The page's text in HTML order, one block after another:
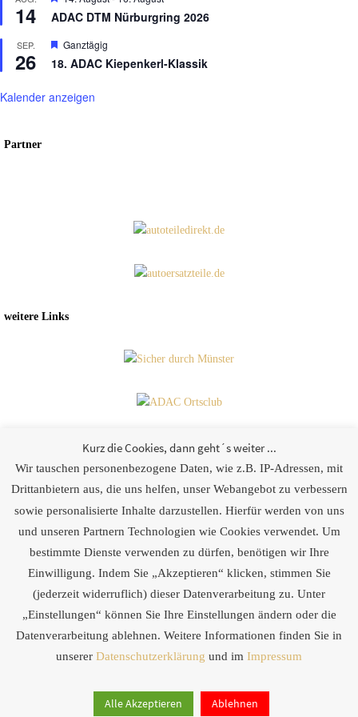
14 ADAC DTM Nürburgring 2026
SEP.
26
Hervorgehoben
Ganztägig
18. ADAC Kiepenkerl-Klassik
Kalender anzeigen
Partner
weitere Links
Partner
[logoshowcase cat_id=“28″]
weitere Links
[logoshowcase cat_id=“4″]
Präsentiert vonNirvana WordPress.
Kurz die Cookies, dann geht´s weiter ...
Wir tauschen personenbezogene Daten, wie z.B. IP-Adressen, mit
Drittanbietern aus, die uns helfen, unser Webangebot zu verbessern
sowie personalisierte Inhalte darzustellen. Hierfür werden von uns
und unseren Partnern Technologien wie Cookies verwendet. Um
bestimmte Dienste verwenden zu dürfen, benötigen wir Ihre
Einwilligung. Indem Sie „Akzeptieren“ klicken, stimmen Sie
(jederzeit widerruflich) dieser Datenverarbeitung zu. Unter
„Einstellungen“ können Sie Ihre Einstellungen ändern oder die
Datenverarbeitung ablehnen. Weitere Informationen finden Sie in
unserer Datenschutzerklärung und im Impressum
Alle Akzeptieren Ablehnen